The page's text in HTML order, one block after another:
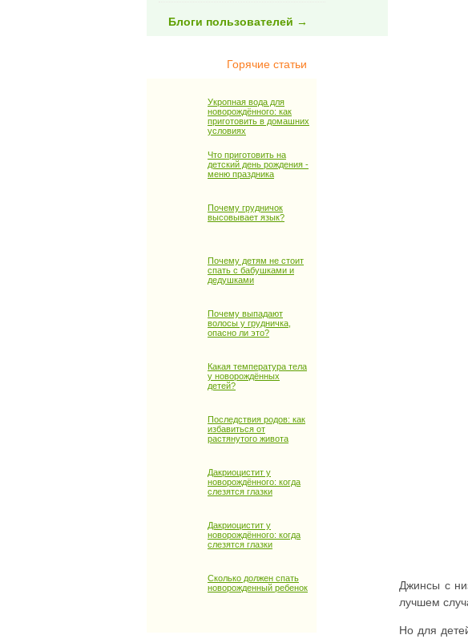
Блоги пользователей →
Горячие статьи
Укропная вода для
новорождённого: как
приготовить в домашних
условиях
Что приготовить на
детский день рождения -
меню праздника
Почему грудничок
высовывает язык?
Почему детям не стоит
спать с бабушками и
дедушками
Почему выпадают
волосы у грудничка,
опасно ли это?
Какая температура тела
у новорождённых
детей?
Последствия родов: как
избавиться от
растянутого живота
Дакриоцистит у
новорождённого: когда
слезятся глазки
Дакриоцистит у
новорождённого: когда
слезятся глазки
Сколько должен спать
новорожденный ребенок
Джинсы с
лучшем
Но для